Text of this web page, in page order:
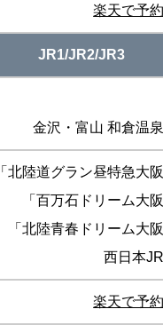
楽天で予
JR1/JR2/JR3
金沢・富山 和倉温
「北陸道グラン昼特急大阪
「百万石ドリーム大阪
「北陸青春ドリーム大阪
西日本
楽天で予